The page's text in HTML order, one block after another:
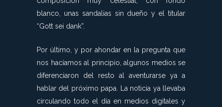
blanco, unas sandalias sin dueño y el titular
“Gott sei dank”.
Por último, y por ahondar en la pregunta que
nos hacíamos al principio, algunos medios se
diferenciaron del resto al aventurarse ya a
hablar del próximo papa. La noticia ya llevaba
circulando todo el día en medios digitales y